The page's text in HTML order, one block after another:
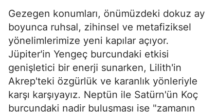
Gezegen konumları, önümüzdeki dokuz ay
boyunca ruhsal, zihinsel ve metafiziksel
yönelimlerimize yeni kapılar açıyor.
Jüpiter'in Yengeç burcundaki etkisi
genişletici bir enerji sunarken, Lilith'in
Akrep'teki özgürlük ve karanlık yönleriyle
karşı karşıyayız. Neptün ile Satürn'ün Koç
burcundaki nadir buluşması ise "zamanın